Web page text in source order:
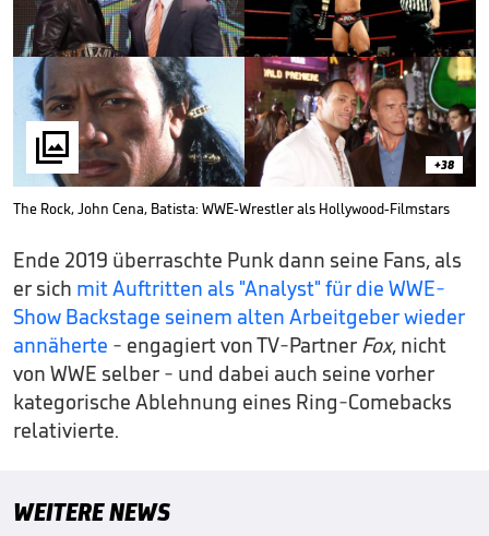
 +38
The Rock, John Cena, Batista: WWE-Wrestler als Hollywood-Filmstars
Ende 2019 überraschte Punk dann seine Fans, als
er sich mit Auftritten als "Analyst" für die WWE-
Show Backstage seinem alten Arbeitgeber wieder
annäherte - engagiert von TV-Partner Fox, nicht
von WWE selber - und dabei auch seine vorher
kategorische Ablehnung eines Ring-Comebacks
relativierte.
WEITERE NEWS